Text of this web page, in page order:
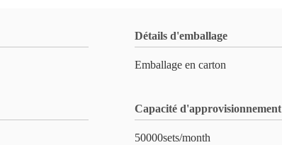
Détails d'emballage
Emballage en carton
Capacité d'approvisionnement
50000sets/month